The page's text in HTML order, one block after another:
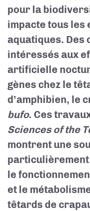
pour la
impacte tous
aquatiques. Des
intéressés aux
artificielle
gènes chez le
d’amphibien, le
bufo. Ces
Sciences of the
montrent une
particulièrement
le
et le
têtards de